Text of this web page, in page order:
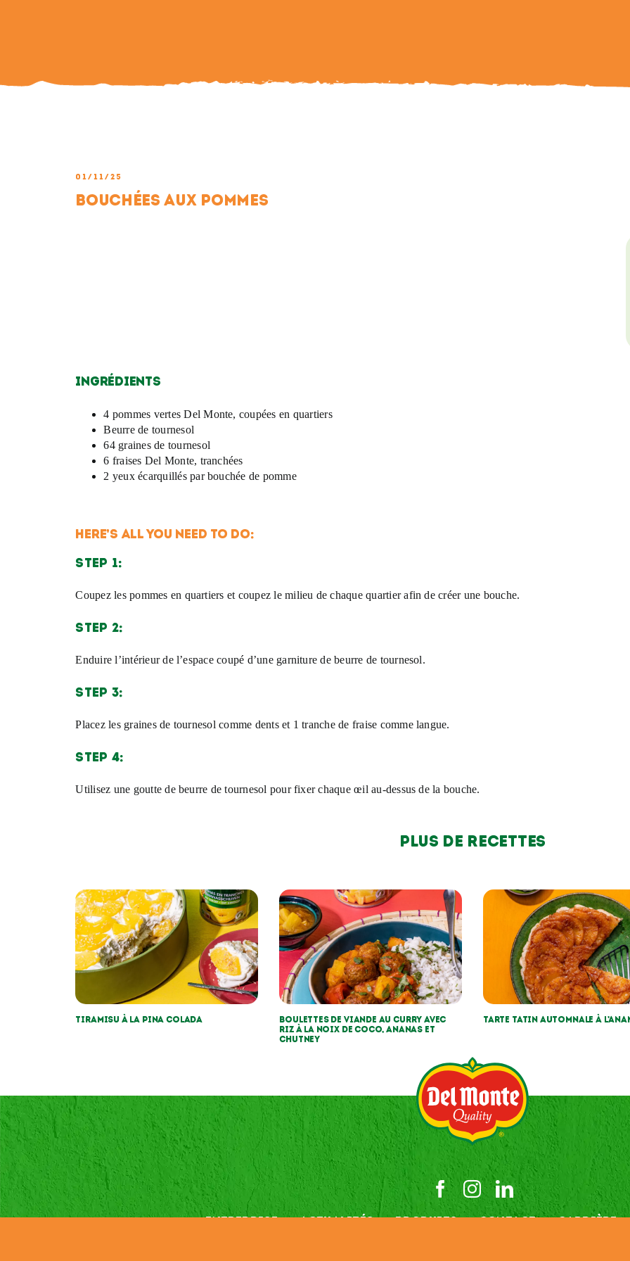
01/11/25
Bouchées aux pommes
Ingrédients
4 pommes vertes Del Monte, coupées en quartiers
Beurre de tournesol
64 graines de tournesol
6 fraises Del Monte, tranchées
2 yeux écarquillés par bouchée de pomme
HERE’S ALL YOU NEED TO DO:
STEP 1:
Coupez les pommes en quartiers et coupez le milieu de chaque quartier afin de créer une bouche.
STEP 2:
Enduire l’intérieur de l’espace coupé d’une garniture de beurre de tournesol.
STEP 3:
Placez les graines de tournesol comme dents et 1 tranche de fraise comme langue.
STEP 4:
Utilisez une goutte de beurre de tournesol pour fixer chaque œil au-dessus de la bouche.
Plus de recettes
Tiramisu à la pina colada
Boulettes de viande au curry avec
riz à la noix de coco, ananas et
chutney
Tarte tatin automnale à
ENTREPRISE ACTUALITÉS PRODUITS CONTACT CARRIÈRE